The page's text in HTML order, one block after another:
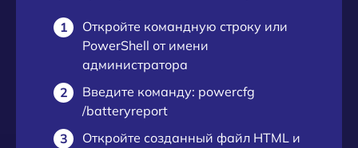
Откройте командную строку или
PowerShell от имени
администратора
Введите команду: powercfg
/batteryreport
Откройте созданный файл HTML и